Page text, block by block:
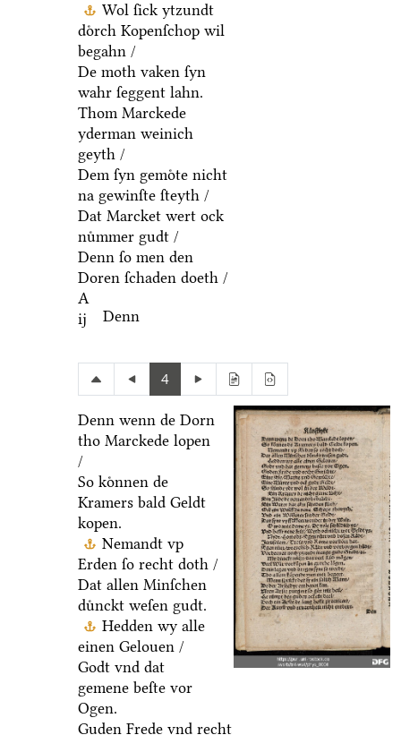
Wol ſick ytzundt
doͤrch Kopenſchop wil
begahn /
De moth vaken ſyn
wahr ſeggent lahn.
Thom Marckede
yderman weinich
geyth /
Dem ſyn gemoͤte nicht
na gewinſte ſteyth /
Dat Marcket wert ock
nuͤmmer gudt /
Denn ſo men den
Doren ſchaden doeth /
A
ij
Denn
4
Denn wenn de Dorn
tho Marckede lopen
/
So koͤnnen de
Kramers bald Geldt
kopen.
Nemandt vp
Erden ſo recht doth /
Dat allen Minſchen
duͤnckt weſen gudt.
Hedden wy alle
einen Gelouen /
Godt vnd dat
gemene beſte vor
Ogen.
Guden Frede vnd recht